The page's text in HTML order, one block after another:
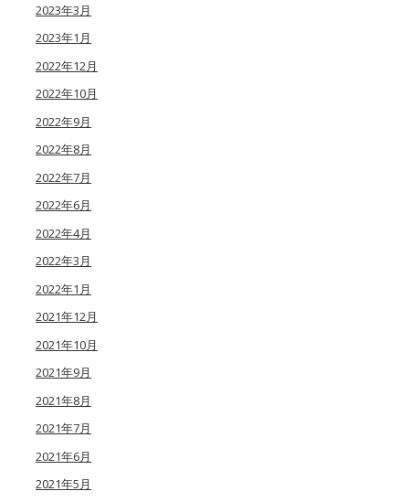
2023年3月
2023年1月
2022年12月
2022年10月
2022年9月
2022年8月
2022年7月
2022年6月
2022年4月
2022年3月
2022年1月
2021年12月
2021年10月
2021年9月
2021年8月
2021年7月
2021年6月
2021年5月